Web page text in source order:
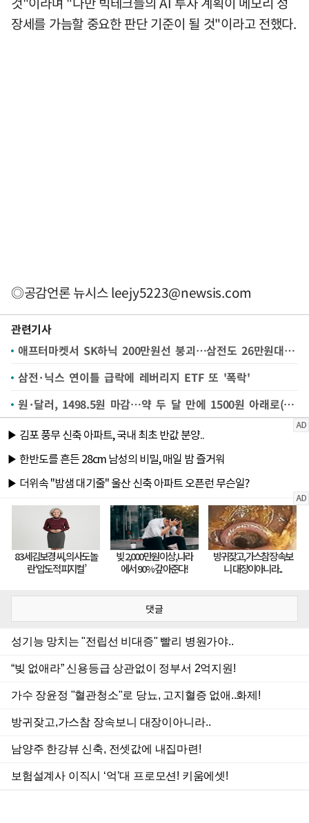
장세를 가늠할 중요한 판단 기준이 될 것"이라고 전했다.
◎공감언론 뉴시스leejy5223@newsis.com
관련기사
애프터마켓서 SK하닉 200만원선 붕괴…삼전도 26만원대 털썩
삼전·닉스 연이틀 급락에 레버리지 ETF 또 '폭락'
원·달러, 1498.5원 마감…약 두 달 만에 1500원 아래로(종합)
댓글